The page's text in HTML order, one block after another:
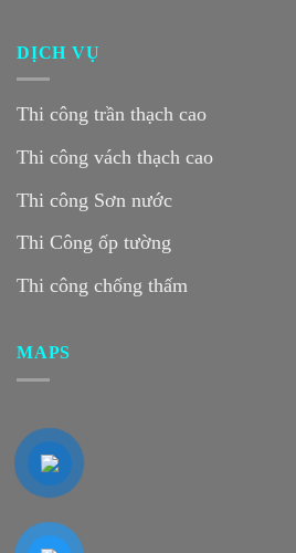
DỊCH VỤ
Thi công trần thạch cao
Thi công vách thạch cao
Thi công Sơn nước
Thi Công ốp tường
Thi công chống thấm
MAPS